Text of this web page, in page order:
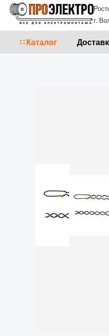
Перейти
г.
∷ Каталог